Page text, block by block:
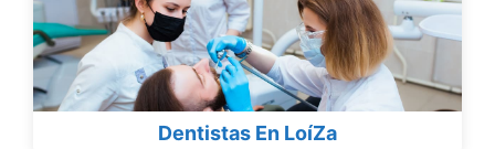
Dentistas En LoíZa